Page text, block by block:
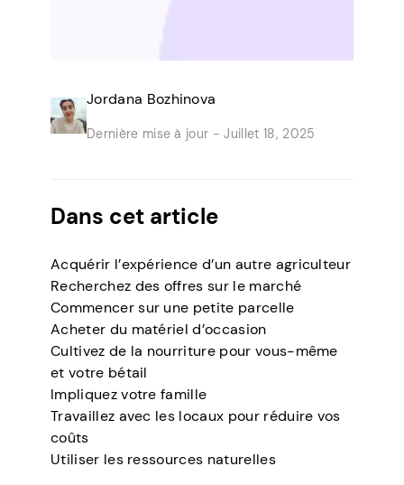
Jordana Bozhinova
Dernière mise à jour - Juillet 18, 2025
Dans cet article
Acquérir l’expérience d’un autre agriculteur
Recherchez des offres sur le marché
Commencer sur une petite parcelle
Acheter du matériel d’occasion
Cultivez de la nourriture pour vous-même
et votre bétail
Impliquez votre famille
Travaillez avec les locaux pour réduire vos
coûts
Utiliser les ressources naturelles